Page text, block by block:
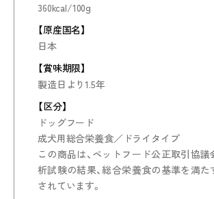
360kcal/100g
【原産国名】
日本
【賞味期限】
製造日より1.5年
【区分】
ドッグフード
成犬用総合栄養食／ドライタイプ
この商品は、ペットフード公正取引協
析試験の結果、総合栄養食の基準を満た
されています。